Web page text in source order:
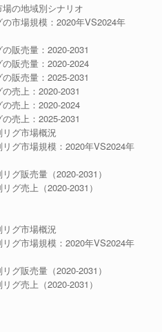
の地域別シナリオ
市場規模：2020年VS2024年
販売量：2020-2031
販売量：2020-2024
販売量：2025-2031
売上：2020-2031
売上：2020-2024
売上：2025-2031
グ市場概況
グ市場規模：2020年VS2024年
グ販売量（2020-2031）
グ売上（2020-2031）
グ市場概況
グ市場規模：2020年VS2024年
グ販売量（2020-2031）
グ売上（2020-2031）